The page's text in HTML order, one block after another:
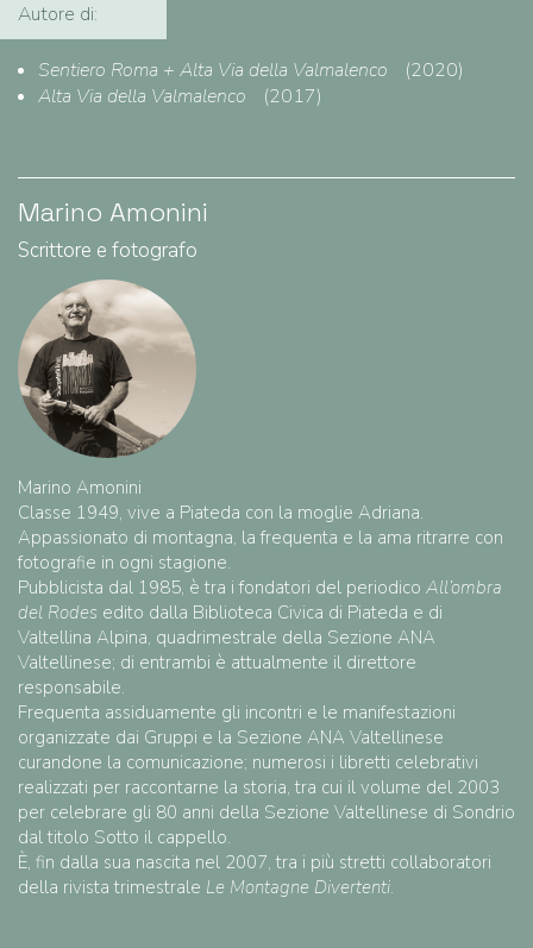
Autore di:
Sentiero Roma + Alta Via della Valmalenco
(2020)
Alta Via della Valmalenco
(2017)
Marino Amonini
Scrittore e fotografo
Marino Amonini
Classe 1949, vive a Piateda con la moglie Adriana.
Appassionato di montagna, la frequenta e la ama ritrarre con
fotografie in ogni stagione.
Pubblicista dal 1985, è tra i fondatori del periodico All’ombra
del Rodes edito dalla Biblioteca Civica di Piateda e di
Valtellina Alpina, quadrimestrale della Sezione ANA
Valtellinese; di entrambi è attualmente il direttore
responsabile.
Frequenta assiduamente gli incontri e le manifestazioni
organizzate dai Gruppi e la Sezione ANA Valtellinese
curandone la comunicazione; numerosi i libretti celebrativi
realizzati per raccontarne la storia, tra cui il volume del 2003
per celebrare gli 80 anni della Sezione Valtellinese di Sondrio
dal titolo Sotto il cappello.
È, fin dalla sua nascita nel 2007, tra i più stretti collaboratori
della rivista trimestrale Le Montagne Divertenti.